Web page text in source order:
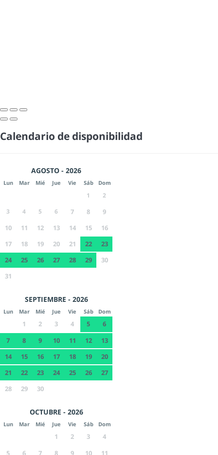
Calendario de disponibilidad
AGOSTO - 2026
Lun Mar Mié Jue Vie Sáb Dom
1
2
3
4 5 6 7 8
9
10
11 12 13 14 15
16
17
18 19 20 21 22
23
24
25 26 27 28 29
30
31
SEPTIEMBRE - 2026
Lun Mar Mié Jue Vie Sáb Dom
1 2 3 4 5
6
7
8 9 10 11 12
13
14
15 16 17 18 19
20
21
22 23 24 25 26
27
28
29 30
OCTUBRE - 2026
Lun Mar Mié Jue Vie Sáb Dom
1 2 3
4
5
6 7 8 9 10 11